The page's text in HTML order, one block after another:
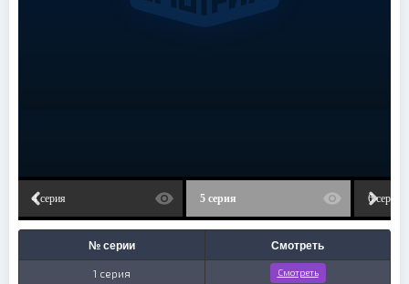
4 серия 5 серия 6 серия
№ серии Смотреть
1 серия Смотреть